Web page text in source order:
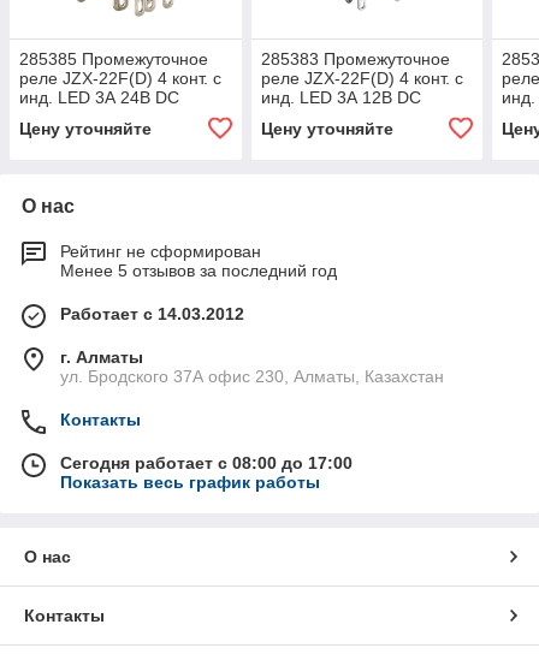
285385 Промежуточное
реле JZX-22F(D) 4 конт. с
инд. LED 3А 24В DC
Цену уточняйте
285383 Промежуточное
реле JZX-22F(D) 4 конт. с
инд. LED 3А 12В DC
Цену уточняйте
О нас
Рейтинг не сформирован
Менее 5 отзывов за последний год
Работает с 14.03.2012
г. Алматы
ул. Бродского 37А офис 230, Алматы, Казахстан
Контакты
Сегодня работает с 08:00 до 17:00
Показать весь график работы
О нас
Контакты